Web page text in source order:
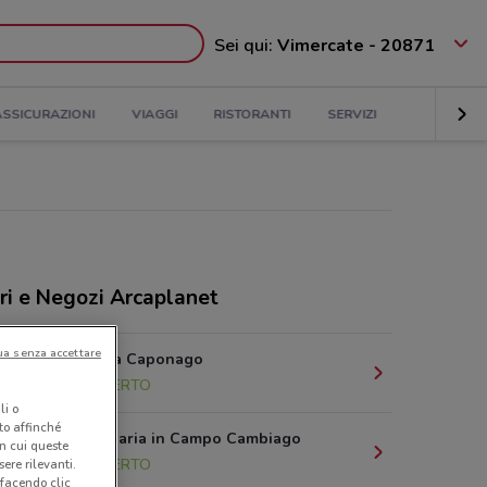
Sei qui: Vimercate - 20871
VIAGGI RISTORANTI SERVIZI
e Negozi Arcaplanet
Viale Monza Caponago
APERTO
Via Santa Maria in Campo Cambiago
5.5 km
APERTO
o
affinché
cui queste
rilevanti.
clic
senza accettare